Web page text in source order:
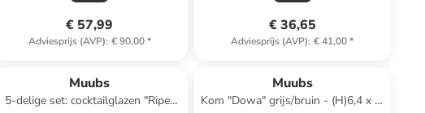
€ 57,99
Adviesprijs (AVP): € 90,00*
€ 36,65
Adviesprijs (AVP): € 41,00*
Muubs
5-delige set: cocktailglazen "Ripe"
Muubs
Kom "Dowa" grijs/bruin - (H)6,4 x Ø